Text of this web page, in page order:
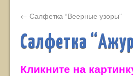
← Салфетка “Веерные узоры”
Салфетка
Кликните на